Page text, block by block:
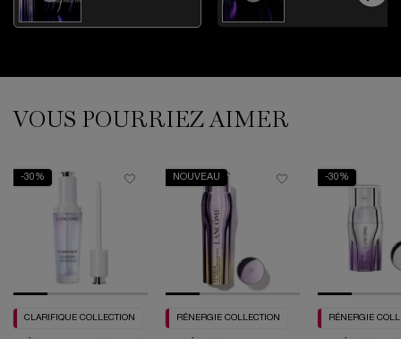
PDP Routine Section (default)
VOUS POURRIEZ AIMER
-30%
CLARIFIQUE COLLECTION
NOUVEAU
RÉNERGIE COLLECTION
-30%
RÉNERGIE